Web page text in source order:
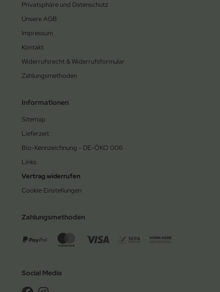
Privatsphäre und Datenschutz
Unsere AGB
Impressum
Kontakt
Widerrufsrecht & Widerrufsformular
Zahlungsmethoden
Informationen
Sitemap
Lieferzeit
Bio-Kennzeichnung - DE-ÖKO 006
Links
Vertrag widerrufen
Cookie Einstellungen
Zahlungsmethoden
Social Media